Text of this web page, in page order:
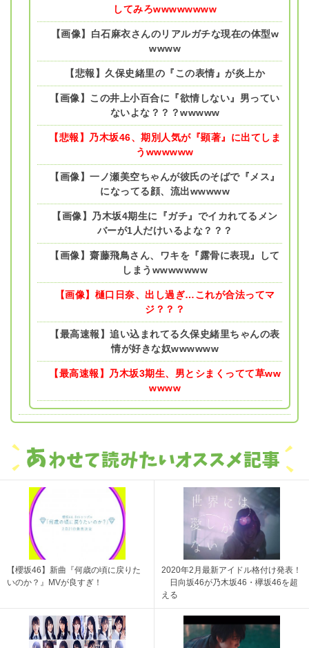
してみろwwwwwwww
【画像】白石麻衣さんのリアルガチな現在の体型w
wwww
【悲報】久保史緒里の『この表情』が炎上か
【画像】この井上小百合に『欲情しない』男ってい
ないよな？？？wwwww
【悲報】乃木坂46、期別人気が『顕著』に出てしま
うwwwwww
【画像】一ノ瀬美空ちゃんが彼氏のそばで『メス』
になってる顔、流出wwwww
【画像】乃木坂4期生に『ガチ』でイカれてるメン
バーが1人だけいるよな？？？
【画像】齋藤飛鳥さん、ワキを『露骨に表現』して
しまうwwwwwww
【画像】樋口日奈、出し過ぎ…これが合法ってマ
ジ？？？
【最高速報】追い込まれてる久保史緒里ちゃんの表
情が好きな奴wwwwww
【最高速報】乃木坂3期生、男とシまくってて草ww
wwww
【櫻坂46】新曲『何歳の頃に戻りた
いのか？』MVが良すぎ！
2020年2月最新アイドル格付け発表！
日向坂46が乃木坂46・欅坂46を超
える